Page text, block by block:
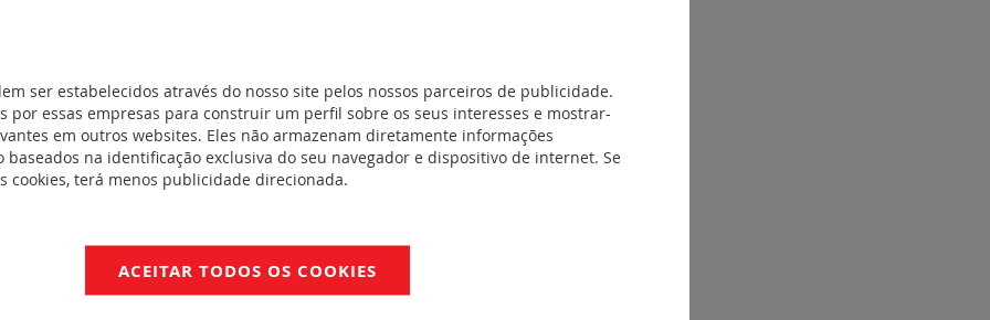
cola e
cravação
e muito alta
pré
de
ser estabelecidos através do nosso site pelos nossos parceiros de publicidade.
por essas empresas para construir um perfil sobre os seus interesses e mostrar-
em outros websites. Eles não armazenam diretamente informações
baseados na identificação exclusiva do seu navegador e dispositivo de internet. Se
cookies, terá menos publicidade direcionada.
ACEITAR TODOS OS COOKIES